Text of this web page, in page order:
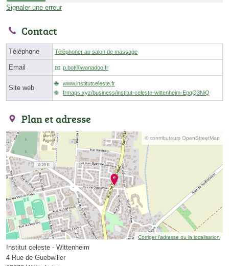
Signaler une erreur
Contact
Téléphone Téléphoner au salon de massage
Email p.botⓐwanadoo.fr
Site web
www.institutceleste.fr
frmaps.xyz/business/institut-celeste-wittenheim-EpqQ3NiQ
Plan et adresse
© contributeurs OpenStreetMap
Corriger l’adresse ou la localisation
Institut celeste - Wittenheim
4 Rue de Guebwiller